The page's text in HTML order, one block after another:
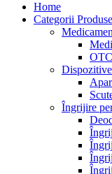
Home
Categorii Produse
OTC
Îngrijire